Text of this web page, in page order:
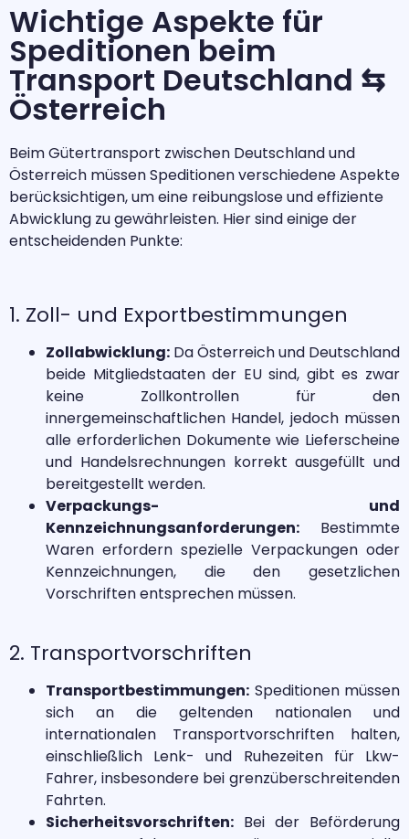
Wichtige Aspekte für
Speditionen beim
Transport Deutschland ⇆
Österreich
Beim Gütertransport zwischen Deutschland und
Österreich müssen Speditionen verschiedene Aspekte
berücksichtigen, um eine reibungslose und effiziente
Abwicklung zu gewährleisten. Hier sind einige der
entscheidenden Punkte:
1. Zoll- und Exportbestimmungen
Zollabwicklung: Da Österreich und Deutschland
beide Mitgliedstaaten der EU sind, gibt es zwar
keine Zollkontrollen für den
innergemeinschaftlichen Handel, jedoch müssen
alle erforderlichen Dokumente wie Lieferscheine
und Handelsrechnungen korrekt ausgefüllt und
bereitgestellt werden.
Verpackungs- und
Kennzeichnungsanforderungen: Bestimmte
Waren erfordern spezielle Verpackungen oder
Kennzeichnungen, die den gesetzlichen
Vorschriften entsprechen müssen.
2. Transportvorschriften
Transportbestimmungen: Speditionen müssen
sich an die geltenden nationalen und
internationalen Transportvorschriften halten,
einschließlich Lenk- und Ruhezeiten für Lkw-
Fahrer, insbesondere bei grenzüberschreitenden
Fahrten.
Sicherheitsvorschriften: Bei der Beförderung